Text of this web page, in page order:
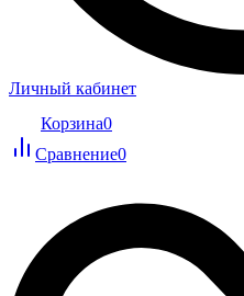
Личный кабинет
Корзина0
Сравнение0